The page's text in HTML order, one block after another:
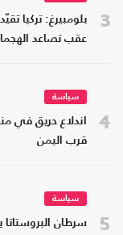
3
بلومبيرغ: تركيا
عقب تصاعد
4
سياسة
اندلاع حريق في
قرب اليمن
5
سياسة
سرطان